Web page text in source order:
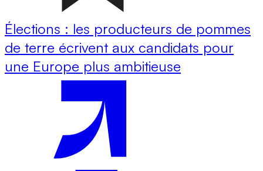
Élections : les producteurs de pommes
de terre écrivent aux candidats pour
une Europe plus ambitieuse